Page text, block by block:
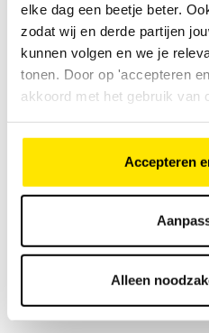
elke dag een beetje beter.
zodat wij en derde partijen
kunnen volgen en we je
tonen. Door op 'accepteren
akkoord met het gebruik van
Accepteren
Alleen
De voordelen van
Totaal Kuis
Zorgvuldig technisch
Alle tweedehands fietsen
afgesteld door ervaren
remmen, verlichting en
gecontroleerd voor een
Garantie en
Bij aankoop profiteer je van
mogelijkheid om te ruilen
extra zekerheid.